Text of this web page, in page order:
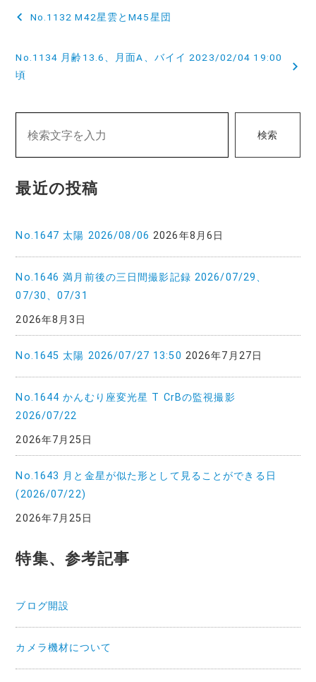
投
ナ
ゲ
ー
ョ
No.1132 M42星雲とM45星団
No.1134 月齢13.6、月面A、バイイ 2023/02/04 19:00
頃
検索
最近の投稿
No.1647 太陽 2026/08/06 2026年8月6日
No.1646 満月前後の三日間撮影記録 2026/07/29、
07/30、07/31
2026年8月3日
No.1645 太陽 2026/07/27 13:50 2026年7月27日
No.1644 かんむり座変光星 T CrBの監視撮影
2026/07/22
2026年7月25日
No.1643 月と金星が似た形として見ることができる日
(2026/07/22)
2026年7月25日
特集、参考記事
ブログ開設
カメラ機材について